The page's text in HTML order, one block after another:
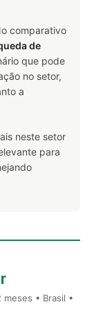
comparativo
de
que pode
no setor,
a
neste setor
para
• Brasil •